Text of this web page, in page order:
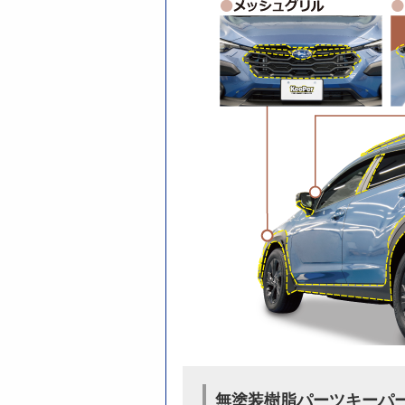
無塗装樹脂パーツキーパ